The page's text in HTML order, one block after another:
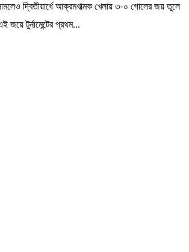
দ্বিতীয়ার্ধে আক্রমণাত্মক খেলায় ৩-০ গোলের জয় তুলে
জয়ে টুর্নামেন্টের প্রথম…